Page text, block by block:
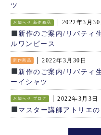
ツ
お知らせ 新作商品 2022年3月30
新作のご案内/リバティ
ルワンピース
新作商品 2022年3月30日
新作のご案内/リバティ
ーイシャツ
お知らせ ブログ 2022年3月3日
マスター講師アトリエ